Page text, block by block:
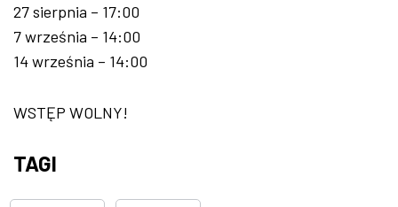
27 sierpnia – 17:00
7 września – 14:00
14 września – 14:00
WSTĘP WOLNY!
TAGI